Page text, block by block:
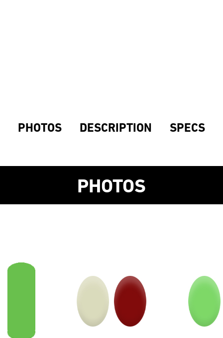
PHOTOS DESCRIPTION SPECS
PHOTOS